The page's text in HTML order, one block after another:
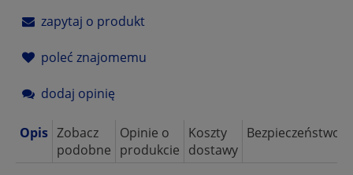
zapytaj o produkt
poleć znajomemu
dodaj opinię
Opis Zobacz
podobne
Opinie o
produkcie
Koszty
dostawy
Bezpieczeństwo